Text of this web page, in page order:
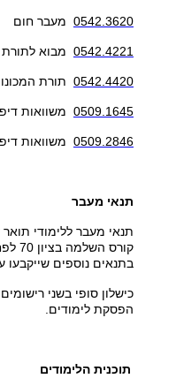
0542.3620 מעבר חום
0542.4221 מבוא
0542.4420 תורת
0509.1645 משוואות
0509.2846 משוואות
תנאי מעבר
תנאי מעבר ללימודי תואר
בתנאים נוספים שייקבעו
כישלון סופי בשני
הפסקת לימודים.
תוכנית הלימודים